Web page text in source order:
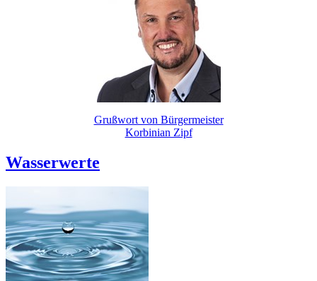
Grußwort von Bürgermeister
Korbinian Zipf
Wasserwerte